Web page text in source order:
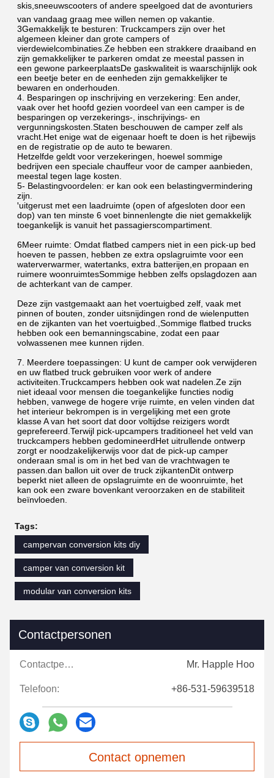
skis,sneeuwscooters of andere speelgoed dat de avonturiers
van vandaag graag mee willen nemen op vakantie.
3Gemakkelijk te besturen: Truckcampers zijn over het
algemeen kleiner dan grote campers of
vierdewielcombinaties.Ze hebben een strakkere draaiband en
zijn gemakkelijker te parkeren omdat ze meestal passen in
een gewone parkeerplaatsDe gaskwaliteit is waarschijnlijk ook
een beetje beter en de eenheden zijn gemakkelijker te
bewaren en onderhouden.
4. Besparingen op inschrijving en verzekering: Een ander,
vaak over het hoofd gezien voordeel van een camper is de
besparingen op verzekerings-, inschrijvings- en
vergunningskosten.Staten beschouwen de camper zelf als
vracht.Het enige wat de eigenaar hoeft te doen is het rijbewijs
en de registratie op de auto te bewaren.
Hetzelfde geldt voor verzekeringen, hoewel sommige
bedrijven een speciale chauffeur voor de camper aanbieden,
meestal tegen lage kosten.
5- Belastingvoordelen: er kan ook een belastingvermindering
zijn.
ꞌuitgerust met een laadruimte (open of afgesloten door een
dop) van ten minste 6 voet binnenlengte die niet gemakkelijk
toegankelijk is vanuit het passagierscompartiment.
6Meer ruimte: Omdat flatbed campers niet in een pick-up bed
hoeven te passen, hebben ze extra opslagruimte voor een
waterverwarmer, watertanks, extra batterijen,en propaan en
ruimere woonruimtesSommige hebben zelfs opslagdozen aan
de achterkant van de camper.
Deze zijn vastgemaakt aan het voertuigbed zelf, vaak met
pinnen of bouten, zonder uitsnijdingen rond de wielenputten
en de zijkanten van het voertuigbed.,Sommige flatbed trucks
hebben ook een bemanningscabine, zodat een paar
volwassenen mee kunnen rijden.
7. Meerdere toepassingen: U kunt de camper ook verwijderen
en uw flatbed truck gebruiken voor werk of andere
activiteiten.Truckcampers hebben ook wat nadelen.Ze zijn
niet ideaal voor mensen die toegankelijke functies nodig
hebben, vanwege de hogere vrije ruimte, en velen vinden dat
het interieur bekrompen is in vergelijking met een grote
klasse A van het soort dat door voltijdse reizigers wordt
geprefereerd.Terwijl pick-upcampers traditioneel het veld van
truckcampers hebben gedomineerdHet uitrullende ontwerp
zorgt er noodzakelijkerwijs voor dat de pick-up camper
onderaan smal is om in het bed van de vrachtwagen te
passen.dan ballon uit over de truck zijkantenDit ontwerp
beperkt niet alleen de opslagruimte en de woonruimte, het
kan ook een zware bovenkant veroorzaken en de stabiliteit
beïnvloeden.
Tags:
campervan conversion kits diy
camper van conversion kit
modular van conversion kits
Contactpersonen
Contactpersonen: Mr. Happle Hoo
Telefoon: +86-531-59639518
Contact opnemen